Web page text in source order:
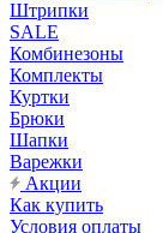
Штрипки
SALE
Комбинезоны
Комплекты
Куртки
Брюки
Шапки
Варежки
Акции
Как купить
Условия оплаты